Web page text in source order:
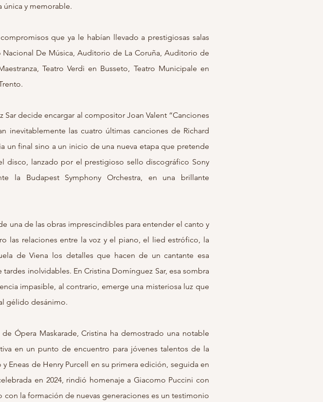
única y memorable.
que ya le habían llevado a prestigiosas salas
De Música, Auditorio de La Coruña, Auditorio de
Teatro Verdi en Busseto, Teatro Municipale en
decide encargar al compositor Joan Valent “Canciones
inevitablemente las cuatro últimas canciones de Richard
un final sino a un inicio de una nueva etapa que pretende
disco, lanzado por el prestigioso sello discográfico Sony
la Budapest Symphony Orchestra, en una brillante
una de las obras imprescindibles para entender el canto y
las relaciones entre la voz y el piano, el lied estrófico, la
de Viena los detalles que hacen de un cantante esa
inolvidables. En Cristina Domínguez Sar, esa sombra
impasible, al contrario, emerge una misteriosa luz que
gélido desánimo.
Ópera Maskarade, Cristina ha demostrado una notable
en un punto de encuentro para jóvenes talentos de la
Eneas de Henry Purcell en su primera edición, seguida en
en 2024, rindió homenaje a Giacomo Puccini con
la formación de nuevas generaciones es un testimonio